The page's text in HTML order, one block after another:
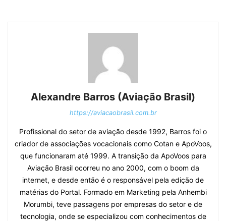
Alexandre Barros (Aviação Brasil)
https://aviacaobrasil.com.br
Profissional do setor de aviação desde 1992, Barros foi o
criador de associações vocacionais como Cotan e ApoVoos,
que funcionaram até 1999. A transição da ApoVoos para
Aviação Brasil ocorreu no ano 2000, com o boom da
internet, e desde então é o responsável pela edição de
matérias do Portal. Formado em Marketing pela Anhembi
Morumbi, teve passagens por empresas do setor e de
tecnologia, onde se especializou com conhecimentos de